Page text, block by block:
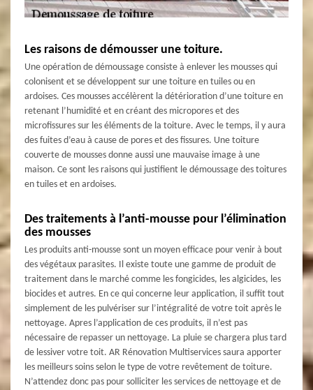
Les raisons de démousser une toiture.
Une opération de démoussage consiste à enlever les mousses qui
colonisent et se développent sur une toiture en tuiles ou en
ardoises. Ces mousses accélèrent la détérioration d’une toiture en
retenant l’humidité et en créant des micropores et des
microfissures sur les éléments de la toiture. Avec le temps, il y aura
des fuites d’eau à cause de pores et des fissures. Une toiture
couverte de mousses donne aussi une mauvaise image à une
maison. Ce sont les raisons qui justifient le démoussage des toitures
en tuiles et en ardoises.
Des traitements à l’anti-mousse pour l’élimination
des mousses
Les produits anti-mousse sont un moyen efficace pour venir à bout
des végétaux parasites. Il existe toute une gamme de produit de
traitement dans le marché comme les fongicides, les algicides, les
biocides et autres. En ce qui concerne leur application, il suffit tout
simplement de les pulvériser sur l’intégralité de votre toit après le
nettoyage. Apres l’application de ces produits, il n’est pas
nécessaire de repasser un nettoyage. La pluie se chargera plus tard
de lessiver votre toit. AR Rénovation Multiservices saura apporter
les meilleurs soins selon le type de votre revêtement de toiture.
N’attendez donc pas pour solliciter les services de nettoyage et de